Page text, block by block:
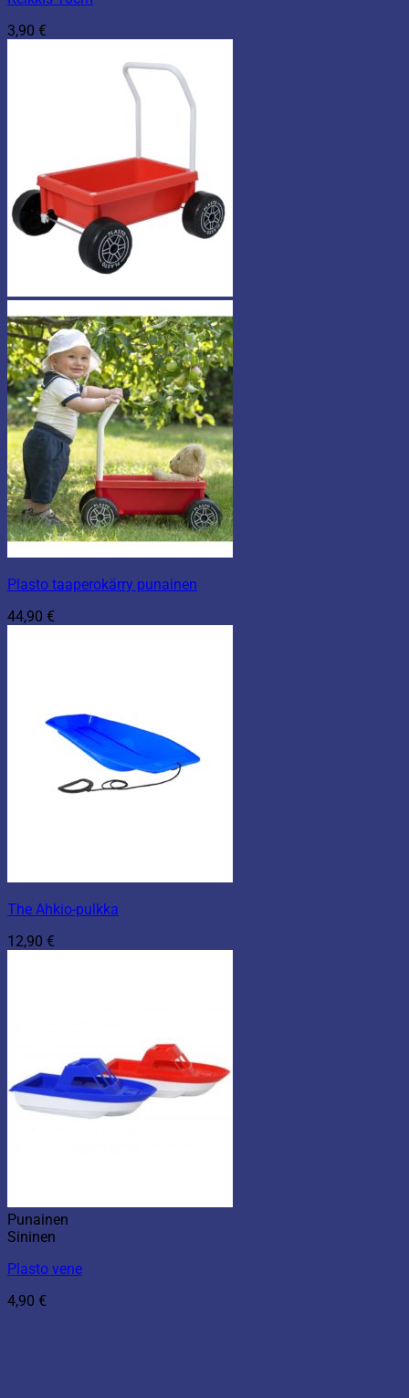
3,90 €
Plasto taaperokärry punainen
44,90 €
The Ahkio-pulkka
12,90 €
Punainen
Sininen
Plasto vene
4,90 €